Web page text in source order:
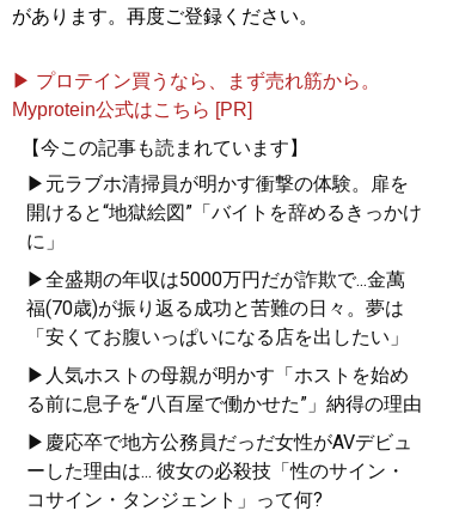
があります。再度ご登録ください。
▶ プロテイン買うなら、まず売れ筋から。
Myprotein公式はこちら [PR]
【今この記事も読まれています】
▶元ラブホ清掃員が明かす衝撃の体験。扉を
開けると“地獄絵図”「バイトを辞めるきっかけ
に」
▶全盛期の年収は5000万円だが詐欺で...金萬
福(70歳)が振り返る成功と苦難の日々。夢は
「安くてお腹いっぱいになる店を出したい」
▶人気ホストの母親が明かす「ホストを始め
る前に息子を“八百屋で働かせた”」納得の理由
▶慶応卒で地方公務員だっだ女性がAVデビュ
ーした理由は... 彼女の必殺技「性のサイン・
コサイン・タンジェント」って何?